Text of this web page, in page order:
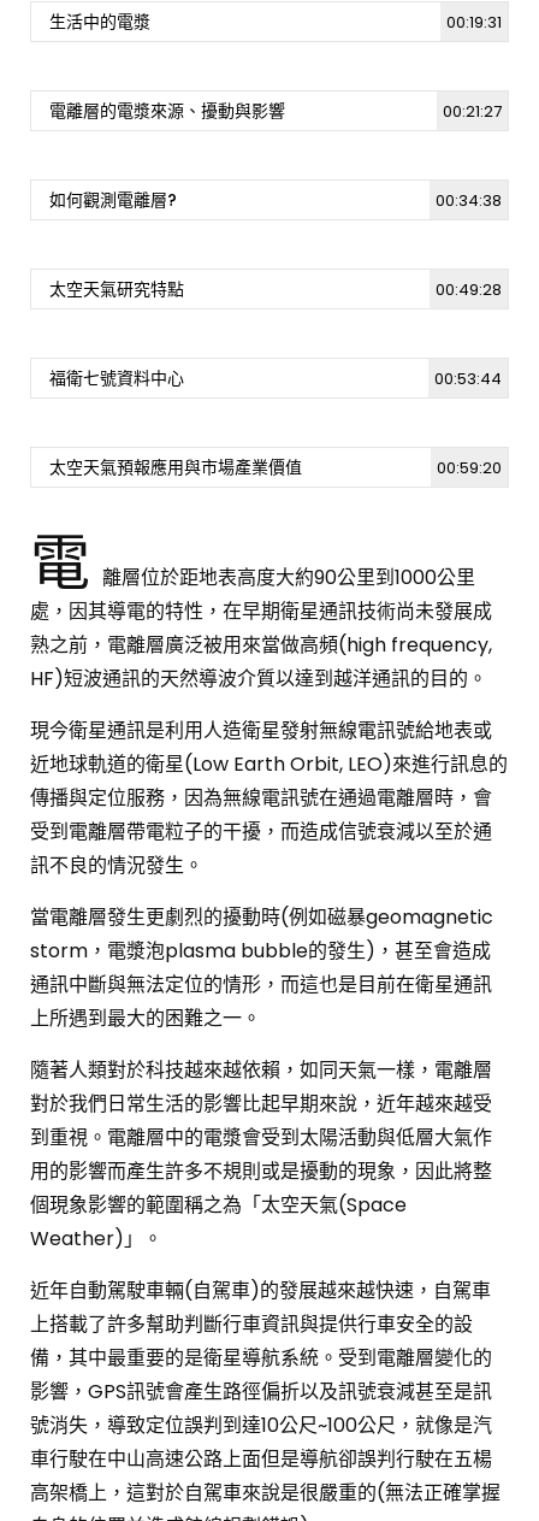
[週日閱讀科學大師-2022.04.10] 尋找人類的
1.6K
[週日閱讀科學大師-2022.03.13] 肝炎人生可以
不再「黑白」!
[週日閱讀科學大師-2022.03.06] 雲：千變萬
2.1K 10
1.1K 2
[週日閱讀科學大師-2021.12.05]地震與電離層
同震的現象及前兆
1K 3
[週日閱讀科學大師-2022.05.22] 用科學捍衛
地球!
2K 11
生活中的電漿 00:19:31
電離層的電漿來源、擾動與影響 00:21:27
如何觀測電離層? 00:34:38
太空天氣研究特點 00:49:28
福衛七號資料中心 00:53:44
太空天氣預報應用與市場產業價值 00:59:20
電 離層位於距地表高度大約90公里到1000公里
處，因其導電的特性，在早期衛星通訊技術尚未發展成
熟之前，電離層廣泛被用來當做高頻(high frequency,
HF)短波通訊的天然導波介質以達到越洋通訊的目的。
現今衛星通訊是利用人造衛星發射無線電訊號給地表或
近地球軌道的衛星(Low Earth Orbit, LEO)來進行訊息的
傳播與定位服務，因為無線電訊號在通過電離層時，會
受到電離層帶電粒子的干擾，而造成信號衰減以至於通
訊不良的情況發生。
當電離層發生更劇烈的擾動時(例如磁暴geomagnetic
storm，電漿泡plasma bubble的發生)，甚至會造成
通訊中斷與無法定位的情形，而這也是目前在衛星通訊
上所遇到最大的困難之一。
隨著人類對於科技越來越依賴，如同天氣一樣，電離層
對於我們日常生活的影響比起早期來說，近年越來越受
到重視。電離層中的電漿會受到太陽活動與低層大氣作
用的影響而產生許多不規則或是擾動的現象，因此將整
個現象影響的範圍稱之為「太空天氣(Space
Weather)」。
近年自動駕駛車輛(自駕車)的發展越來越快速，自駕車
上搭載了許多幫助判斷行車資訊與提供行車安全的設
備，其中最重要的是衛星導航系統。受到電離層變化的
影響，GPS訊號會產生路徑偏折以及訊號衰減甚至是訊
號消失，導致定位誤判到達10公尺~100公尺，就像是汽
車行駛在中山高速公路上面但是導航卻誤判行駛在五楊
高架橋上，這對於自駕車來說是很嚴重的(無法正確掌握